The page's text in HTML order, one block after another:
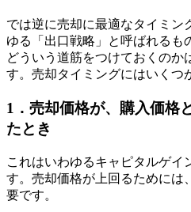
では逆に売却に最適なタイミン
ゆる「出口戦略」と呼ばれるも
どういう道筋をつけておくのか
す。売却タイミングにはいくつ
1．売却価格が、購入価格
たとき
これはいわゆるキャピタルゲイ
す。売却価格が上回るためには
要です。